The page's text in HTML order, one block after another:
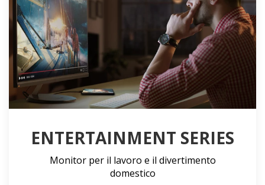
ENTERTAINMENT SERIES
Monitor per il lavoro e il divertimento
domestico